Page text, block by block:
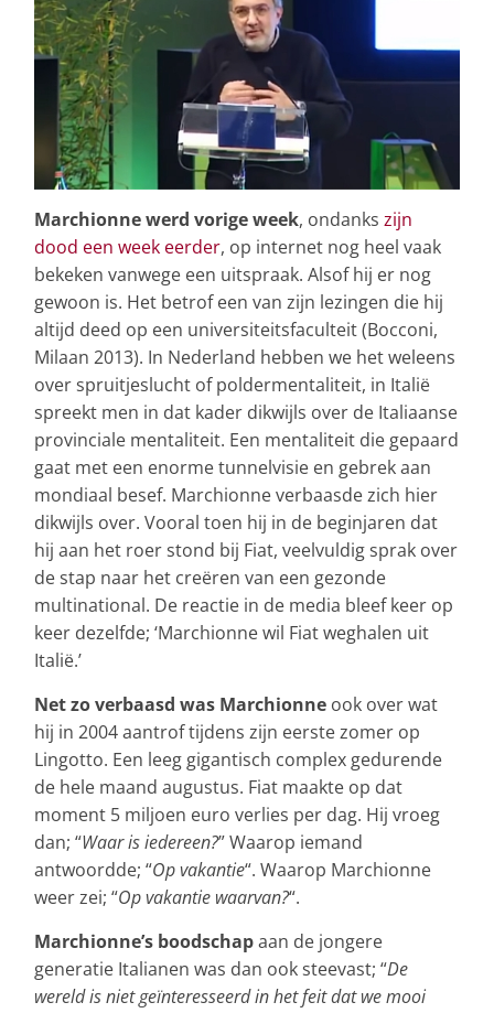
Marchionne werd vorige week, ondanks zijn
dood een week eerder, op internet nog heel vaak
bekeken vanwege een uitspraak. Alsof hij er nog
gewoon is. Het betrof een van zijn lezingen die hij
altijd deed op een universiteitsfaculteit (Bocconi,
Milaan 2013). In Nederland hebben we het weleens
over spruitjeslucht of poldermentaliteit, in Italië
spreekt men in dat kader dikwijls over de Italiaanse
provinciale mentaliteit. Een mentaliteit die gepaard
gaat met een enorme tunnelvisie en gebrek aan
mondiaal besef. Marchionne verbaasde zich hier
dikwijls over. Vooral toen hij in de beginjaren dat
hij aan het roer stond bij Fiat, veelvuldig sprak over
de stap naar het creëren van een gezonde
multinational. De reactie in de media bleef keer op
keer dezelfde; ‘Marchionne wil Fiat weghalen uit
Italië.’
Net zo verbaasd was Marchionne ook over wat
hij in 2004 aantrof tijdens zijn eerste zomer op
Lingotto. Een leeg gigantisch complex gedurende
de hele maand augustus. Fiat maakte op dat
moment 5 miljoen euro verlies per dag. Hij vroeg
dan; “Waar is iedereen?” Waarop iemand
antwoordde; “Op vakantie“. Waarop Marchionne
weer zei; “Op vakantie waarvan?“.
Marchionne’s boodschapaan de jongere
generatie Italianen was dan ook steevast; “De
wereld is niet geïnteresseerd in het feit dat we mooi